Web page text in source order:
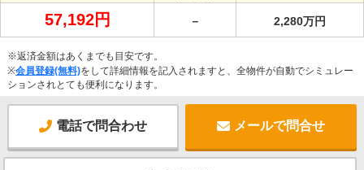
57,192円 － 2,280万円
※返済金額はあくまでも目安です。
※会員登録(無料)をして詳細情報を記入されますと、全物件が自動でシミュレー
ションされとても便利になります。
電話で問合わせ メールで問合せ